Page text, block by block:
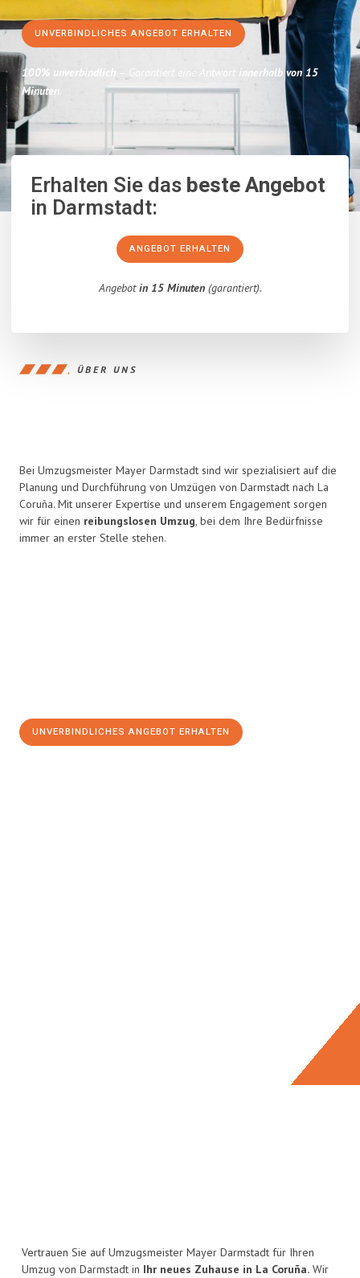
UNVERBINDLICHES ANGEBOT ERHALTEN
100% unverbindlich – Garantiert eine Antwort innerhalb von 15
Minuten.
Erhalten Sie dasbeste Angebot
in Darmstadt:
ANGEBOT ERHALTEN
Angebotin 15 Minuten(garantiert).
ÜBER UNS
Bei Umzugsmeister Mayer Darmstadt sind wir spezialisiert auf die
Planung und Durchführung von Umzügen von Darmstadt nach La
Coruña. Mit unserer Expertise und unserem Engagement sorgen
wir für einen reibungslosen Umzug, bei dem Ihre Bedürfnisse
immer an erster Stelle stehen.
UNVERBINDLICHES ANGEBOT ERHALTEN
Vertrauen Sie auf Umzugsmeister Mayer Darmstadt für Ihren
Umzug von Darmstadt in Ihr neues Zuhause in La Coruña. Wir